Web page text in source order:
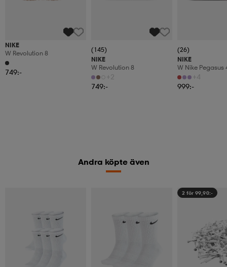
NIKE
W Revolution 8
749:-
(145)
NIKE
W Revolution 8
+2
749:-
(26)
NIKE
W Nike Pegasus
Women's Road
+4
999:-
Andra köpte även
2 för 99,90:-